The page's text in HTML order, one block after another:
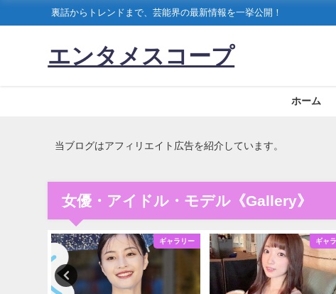
裏話からトレンドまで、芸能界の最新情報を一挙公開！
エンタメスコープ
ホーム
当ブログはアフィリエイト広告を紹介しています。
女優・アイドル・モデル《Gallery》
ギャラリー ギャ